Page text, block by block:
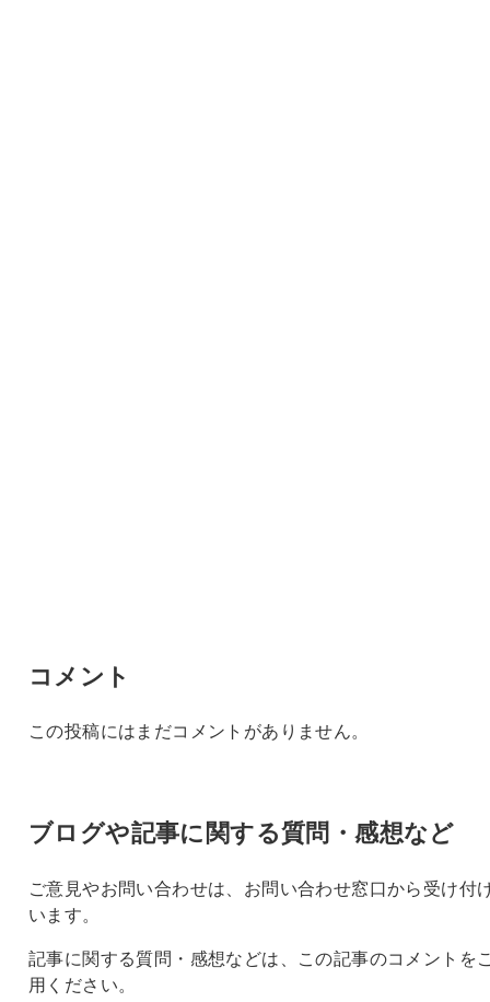
コメント
この投稿にはまだコメントがありません。
ブログや記事に関する質問・感想など
ご意見やお問い合わせは、お問い合わせ窓口から受け付
います。
記事に関する質問・感想などは、この記事のコメントを
用ください。